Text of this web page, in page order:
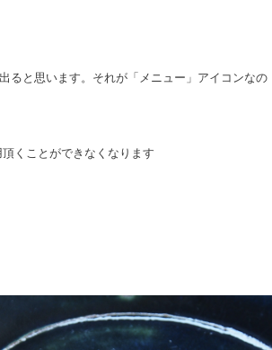
ると思います。 それが「メニュー」アイコンなの
くことができなくなります